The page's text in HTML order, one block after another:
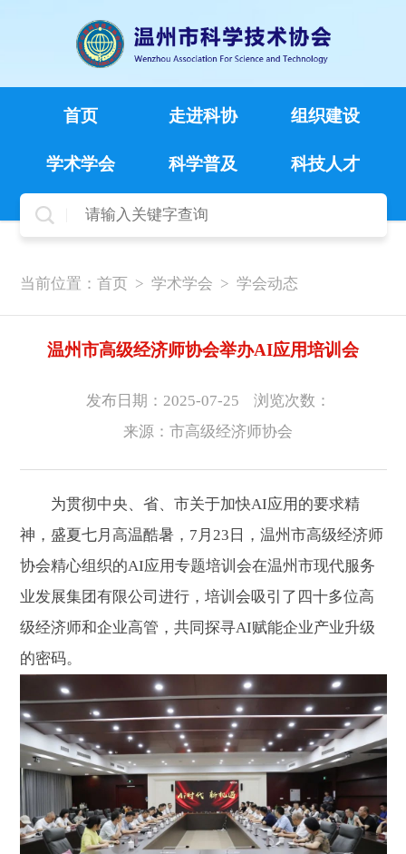
首页 走进科协 组织建设
学术学会 科学普及 科技人才
当前位置： 首页 > 学术学会 > 学会动态
温州市高级经济师协会举办AI应用培训会
发布日期：2025-07-25
浏览次数：
来源：市高级经济师协会
为贯彻中央、省、市关于加快AI应用的要求精
神，盛夏七月高温酷暑，7月23日，温州市高级经济师
协会精心组织的AI应用专题培训会在温州市现代服务
业发展集团有限公司进行，培训会吸引了四十多位高
级经济师和企业高管，共同探寻AI赋能企业产业升级
的密码。